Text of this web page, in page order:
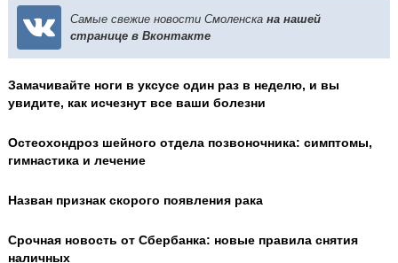
Самые свежие новости Смоленска на нашей
странице в Вконтакте
Замачивайте ноги в уксусе один раз в неделю, и вы
увидите, как исчезнут все ваши болезни
Остеохондроз шейного отдела позвоночника: симптомы,
гимнастика и лечение
Назван признак скорого появления рака
Срочная новость от Сбербанка: новые правила снятия
наличных